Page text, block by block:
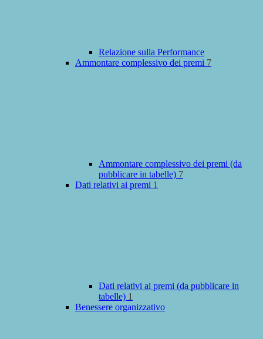
Relazione sulla Performance
Ammontare complessivo dei premi 7
Ammontare complessivo dei premi (da
pubblicare in tabelle) 7
Dati relativi ai premi 1
Dati relativi ai premi (da pubblicare in
tabelle) 1
Benessere organizzativo